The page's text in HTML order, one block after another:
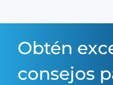
Obtén
consejos